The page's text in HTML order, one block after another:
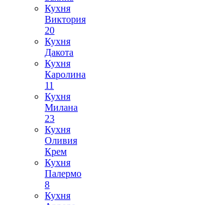
Кухня
Виктория
20
Кухня
Дакота
Кухня
Каролина
11
Кухня
Милана
23
Кухня
Оливия
Крем
Кухня
Палермо
8
Кухня